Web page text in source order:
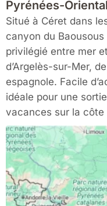
Pyrénées-
Situé à Céret dans
canyon du
privilégié entre mer
d’Argelès-sur-Mer,
espagnole. Facile
idéale pour une
vacances sur la côte